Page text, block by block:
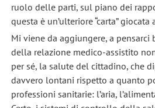
ruolo delle parti, sul piano dei
questa è un’ulteriore “carta”
Mi viene da aggiungere, a
della relazione medico-assistito
per sé, la salute del cittadino, che
davvero lontani rispetto a quanto
professioni sanitarie: l’aria,